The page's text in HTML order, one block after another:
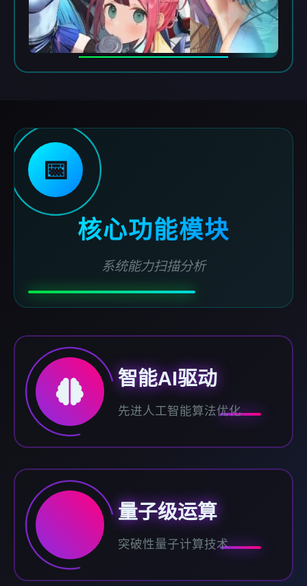
📅
核心功能模块
系统能力扫描分析
智能AI驱动
先进人工智能算法优化
量子级运算
突破性量子计算技术